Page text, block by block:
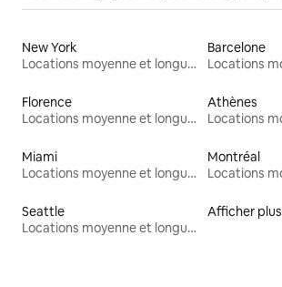
New York
Locations moyenne et longue durée
Barcelone
Florence
Locations moyenne et longue durée
Athènes
Miami
Locations moyenne et longue durée
Montréal
Seattle
Locations moyenne et longue durée
Afficher plus